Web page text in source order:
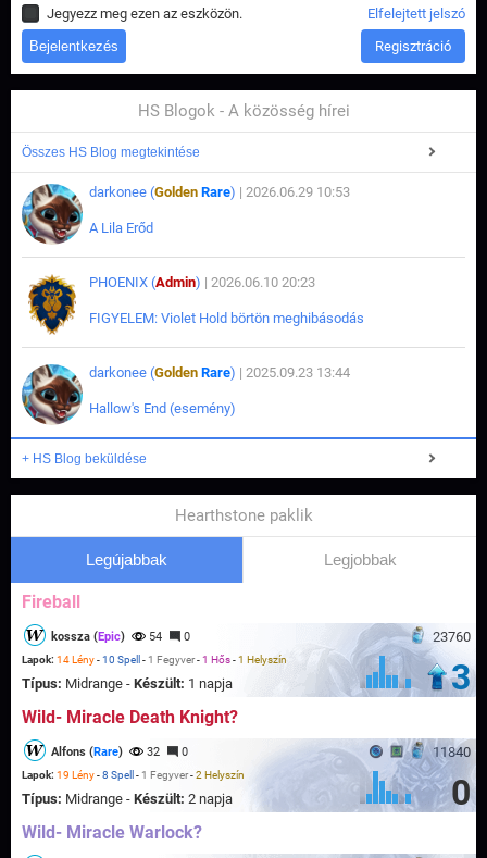
Jegyezz meg ezen az eszközön. Elfelejtett jelszó
Regisztráció
HS Blogok - A közösség hírei
Összes HS Blog megtekintése
darkonee (Golden Rare) | 2026.06.29 10:53
A Lila Erőd
PHOENIX (Admin) | 2026.06.10 20:23
FIGYELEM: Violet Hold börtön meghibásodás
darkonee (Golden Rare) | 2025.09.23 13:44
Hallow's End (esemény)
+ HS Blog beküldése
Hearthstone paklik
Legújabbak Legjobbak
Fireball
23760
kossza (Epic) 54 0
Lapok: 14 Lény-10 Spell - 1 Fegyver-1 Hős-1 Helyszín
Típus: Midrange - Készült: 1 napja 3
Wild- Miracle Death Knight?
11840
Alfons (Rare) 32 0
Lapok: 19 Lény-8 Spell - 1 Fegyver-2 Helyszín
Típus: Midrange - Készült: 2 napja 0
Wild- Miracle Warlock?